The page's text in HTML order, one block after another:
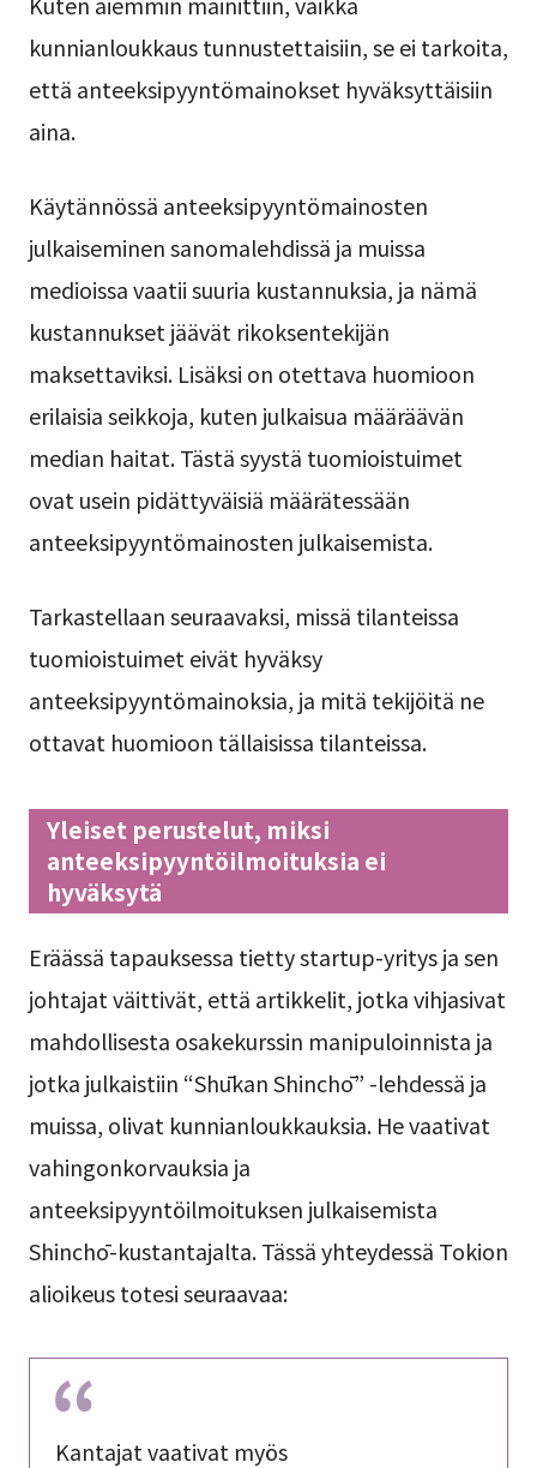
kunnianloukkaus tunnustettaisiin, se ei tarkoita,
että anteeksipyyntömainokset hyväksyttäisiin
aina.
Käytännössä anteeksipyyntömainosten
julkaiseminen sanomalehdissä ja muissa
medioissa vaatii suuria kustannuksia, ja nämä
kustannukset jäävät rikoksentekijän
maksettaviksi. Lisäksi on otettava huomioon
erilaisia seikkoja, kuten julkaisua määräävän
median haitat. Tästä syystä tuomioistuimet
ovat usein pidättyväisiä määrätessään
anteeksipyyntömainosten julkaisemista.
Tarkastellaan seuraavaksi, missä tilanteissa
tuomioistuimet eivät hyväksy
anteeksipyyntömainoksia, ja mitä tekijöitä ne
ottavat huomioon tällaisissa tilanteissa.
Yleiset perustelut, miksi
anteeksipyyntöilmoituksia ei
hyväksytä
Eräässä tapauksessa tietty startup-yritys ja sen
johtajat väittivät, että artikkelit, jotka vihjasivat
mahdollisesta osakekurssin manipuloinnista ja
jotka julkaistiin “Shūkan Shinchō” -lehdessä ja
muissa, olivat kunnianloukkauksia. He vaativat
vahingonkorvauksia ja
anteeksipyyntöilmoituksen julkaisemista
Shinchō-kustantajalta. Tässä yhteydessä Tokion
alioikeus totesi seuraavaa:
Kantajat vaativat myös